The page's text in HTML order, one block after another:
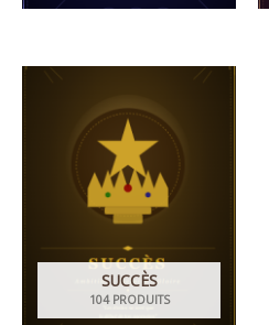
SUCCÈS
104 PRODUITS